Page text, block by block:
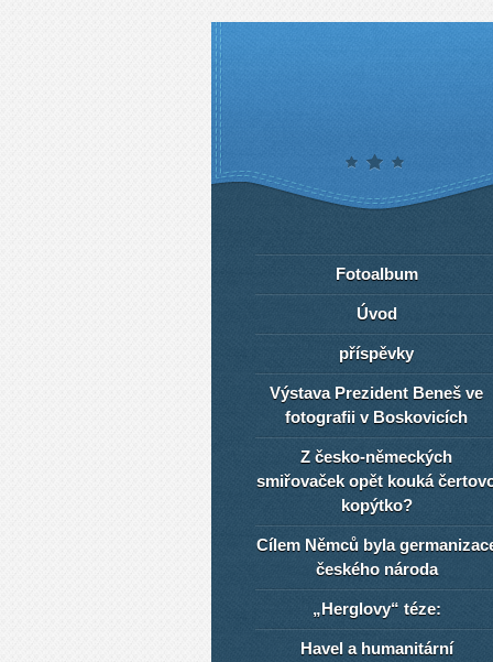
Fotoalbum
Úvod
příspěvky
Výstava Prezident Beneš ve
fotografii v Boskovicích
Z česko-německých
smiřovaček opět kouká
kopýtko?
Cílem Němců byla
českého národa
„Herglovy“ téze:
Havel a humanitární